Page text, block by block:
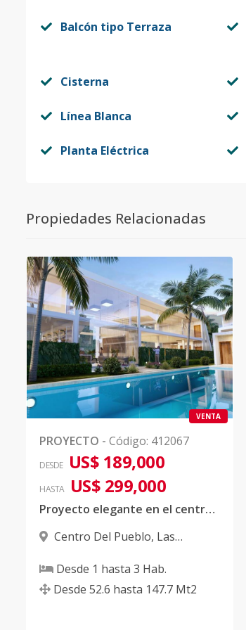
Código 412067-13
Código 412067-15
Código412067-17
Unidad-18
Código412067-18
3 3
Unidad-19
Código412067-19
3 1
Unidad-19 3 2
Unidad-21
Código412067-21
1
Unidad-21 2 2
Balcón tipo Terraza
Cisterna
Línea Blanca
Planta Eléctrica
Propiedades Relacionadas
VENTA
PROYECTO - Código: 412067
DESDE US$ 189,000
HASTA US$ 299,000
Proyecto elegante en el centro ciudad
Centro Del Pueblo, Las
Desde 1 hasta 3 Hab.
Desde 52.6 hasta 147.7 Mt2